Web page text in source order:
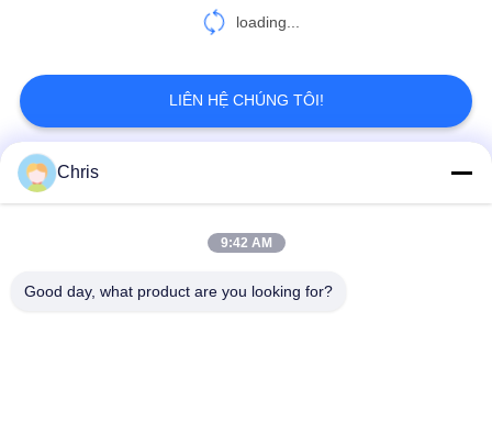
loading...
LIÊN HỆ CHÚNG TÔI!
Danh mục phổ biến
Chris
9:42 AM
Good day, what product are you looking for?